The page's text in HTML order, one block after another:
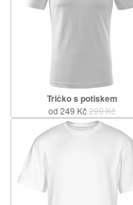
Tričko s potiskem
od 249 Kč299 Kč